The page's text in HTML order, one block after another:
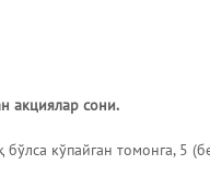
акциялар сони.
кўпайган томонга, 5